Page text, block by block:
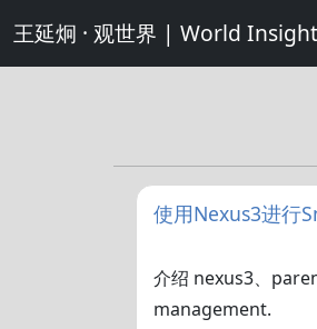
王延炯 · 观世界 | World Insight
使用Nexus3进行
介绍 nexus3、
management.